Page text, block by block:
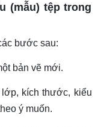
(mẫu) tệp trong
bước sau:
bản vẽ mới.
kích thước, kiểu
ý muốn.